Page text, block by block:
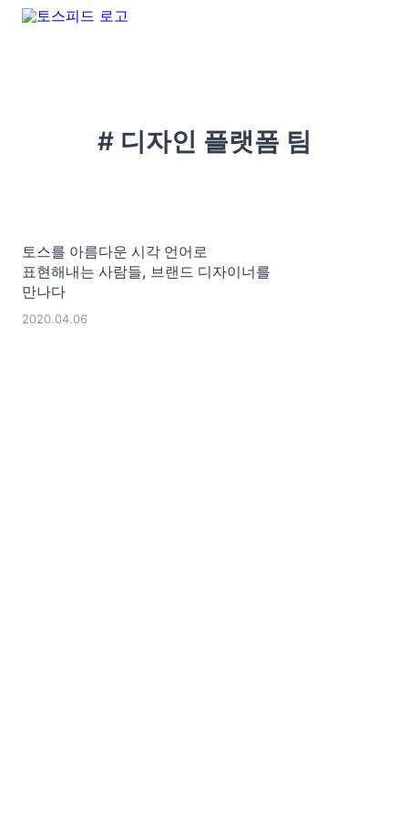
# 디자인 플랫폼 팀
토스를 아름다운 시각 언어로
표현해내는 사람들, 브랜드 디자이너를
만나다
2020.04.06